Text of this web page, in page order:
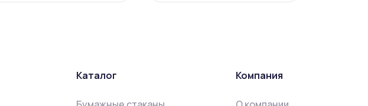
Каталог Компания